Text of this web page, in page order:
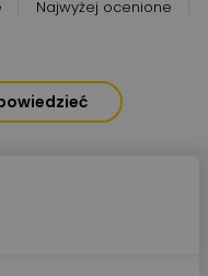
Najwyżej ocenione